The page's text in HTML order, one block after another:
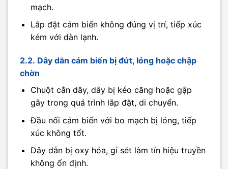
mạch.
Lắp đặt cảm biến không đúng vị trí, tiếp xúc
kém với dàn lạnh.
2.2. Dây dẫn cảm biến bị đứt, lỏng hoặc chập
chờn
Chuột cắn dây, dây bị kéo căng hoặc gập
gãy trong quá trình lắp đặt, di chuyển.
Đầu nối cảm biến với bo mạch bị lỏng, tiếp
xúc không tốt.
Dây dẫn bị oxy hóa, gỉ sét làm tín hiệu truyền
không ổn định.